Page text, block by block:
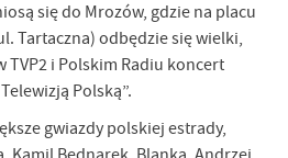
się do Mrozów, gdzie na placu
Tartaczna) odbędzie się wielki,
TVP2 i Polskim Radiu koncert
Polską”.
gwiazdy polskiej estrady,
ofert, komunikatów mediów